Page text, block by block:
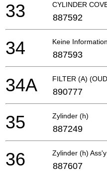
CYLINDER
33 887592
Keine
34 887593
FILTER (A)
34A 890777
Zylinder (h)
35 887249
Zylinder (h)
36 887607